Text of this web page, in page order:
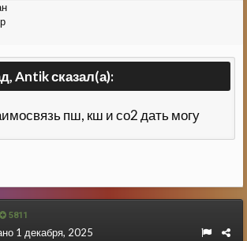
Antik сказал(а):
пш, кш и со2 дать могу
5811
1 декабря, 2025